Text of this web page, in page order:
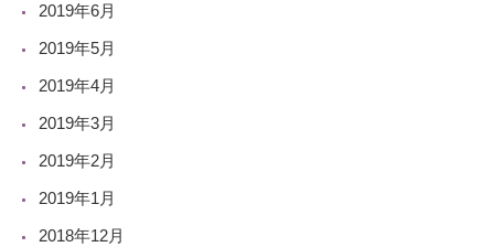
2019年6月
2019年5月
2019年4月
2019年3月
2019年2月
2019年1月
2018年12月